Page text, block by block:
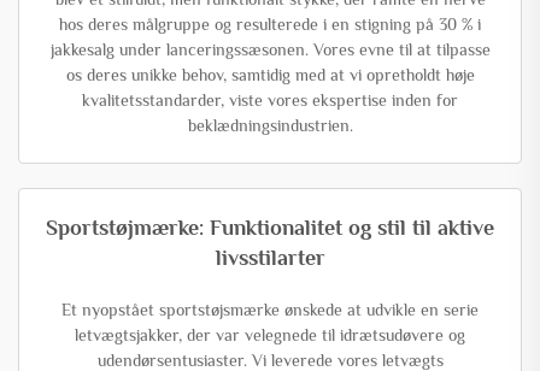
hos deres målgruppe og resulterede i en stigning på 30 % i
jakkesalg under lanceringssæsonen. Vores evne til at tilpasse
os deres unikke behov, samtidig med at vi opretholdt høje
kvalitetsstandarder, viste vores ekspertise inden for
beklædningsindustrien.
Sportstøjmærke: Funktionalitet og stil til aktive
livsstilarter
Et nyopstået sportstøjsmærke ønskede at udvikle en serie
letvægtsjakker, der var velegnede til idrætsudøvere og
udendørsentusiaster. Vi leverede vores letvægts